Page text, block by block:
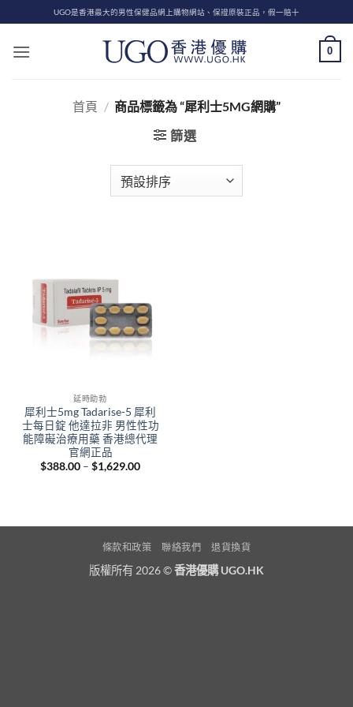
to
content
UGO是香港最大的男性保健品網上購物網站、保證原裝正品，假一賠十
0
首頁 / 商品標籤為 “犀利士5MG網購”
篩選
延時助勃
犀利士5mg Tadarise-5 犀利
士每日錠 他達拉非 男性性功
能障礙治療用藥 香港總代理
官網正品
$388.00 – $1,629.00Price
條款和政策 聯絡我們 退貨換貨
版權所有 2026 ©香港優購 UGO.HK